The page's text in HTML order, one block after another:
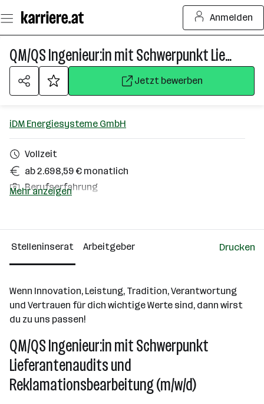
Seiteninhalt
springen
Anmelden
QM/QS Ingenieur:in mit Schwerpunkt Lieferantenaudits und Reklamationsbearbeitung (m/w/d)
Jetzt bewerben
iDM Energiesysteme GmbH
Vollzeit
ab 2.698,59 € monatlich
Berufserfahrung
Über das Unternehmen
501 - 2500 Mitarbeiter*innen
Mehr anzeigen
Stelleninserat Arbeitgeber Drucken
Wenn Innovation, Leistung, Tradition, Verantwortung
und Vertrauen für dich wichtige Werte sind, dann wirst
du zu uns passen!
QM/QS Ingenieur:in mit Schwerpunkt
Lieferantenaudits und
Reklamationsbearbeitung (m/w/d)